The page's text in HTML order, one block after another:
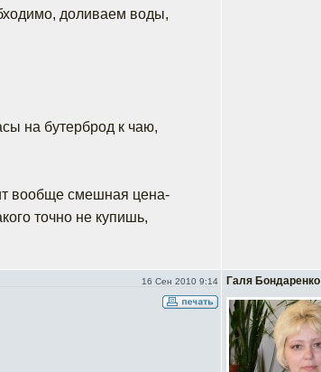
доливаем воды,
на бутерброд к чаю,
вообще смешная цена-
точно не купишь,
16 Сен 2010 9:14 Галя Бондаренко